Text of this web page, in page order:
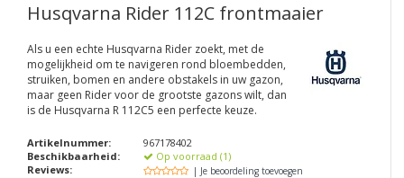
Husqvarna Rider 112C frontmaaier
Als u een echte Husqvarna Rider zoekt, met de
mogelijkheid om te navigeren rond bloembedden,
struiken, bomen en andere obstakels in uw gazon,
maar geen Rider voor de grootste gazons wilt, dan
is de Husqvarna R 112C5 een perfecte keuze.
Artikelnummer:
967178402
Beschikbaarheid:
Op voorraad (1)
Reviews:
| Je beoordeling toevoegen